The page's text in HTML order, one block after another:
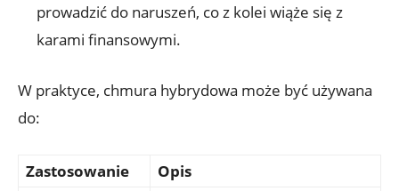
⁢prowadzić do ‌naruszeń, co z kolei wiąże się z
‍karami finansowymi.
W​ praktyce, ‌chmura hybrydowa ⁢może‍ być używana
do:
Zastosowanie Opis